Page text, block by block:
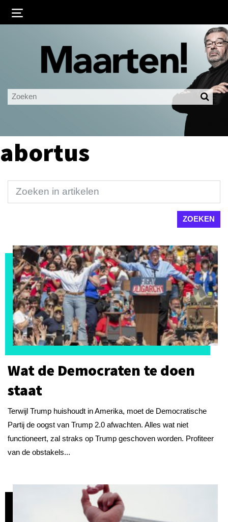
Ingelogd blijven
LOGIN
abortus
Wat de Democraten te doen
staat
Terwijl Trump huishoudt in Amerika, moet de Democratische
Partij de oogst van Trump 2.0 afwachten. Alles wat niet
functioneert, zal straks op Trump geschoven worden. Profiteer
van de obstakels...